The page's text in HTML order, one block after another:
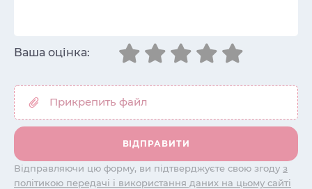
Ваша оцінка:
Відправляючи цю форму, ви підтверджуєте свою згоду з
політикою передачі і використання даних на цьому сайті